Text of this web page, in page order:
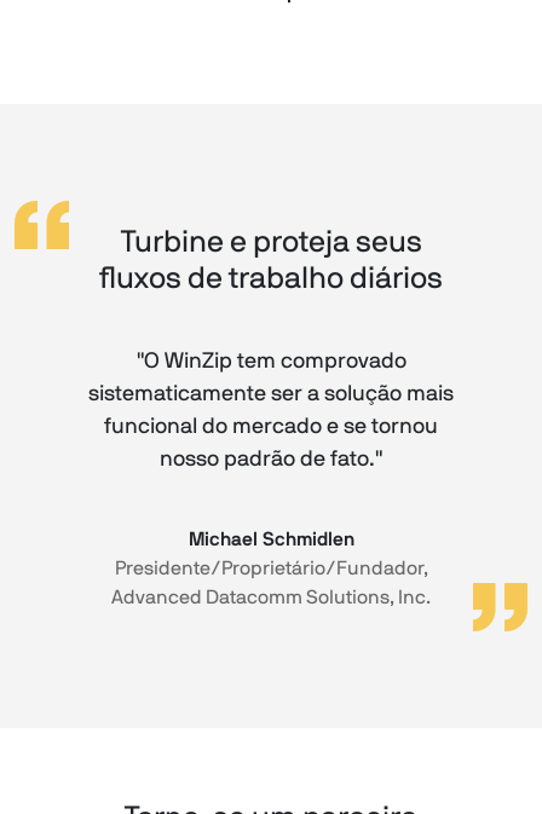
Turbine e proteja seus
fluxos de trabalho diários
"O WinZip tem comprovado
sistematicamente ser a solução mais
funcional do mercado e se tornou
nosso padrão de fato."
Michael Schmidlen
Presidente/Proprietário/Fundador,
Advanced Datacomm Solutions, Inc.